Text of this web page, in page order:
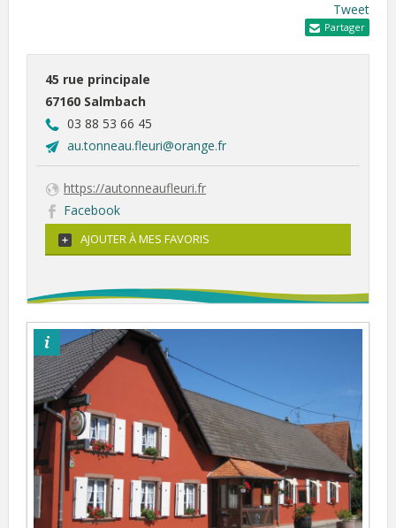
Tweet
Partager
45 rue principale
67160 Salmbach
03 88 53 66 45
au.tonneau.fleuri@orange.fr
https://autonneaufleuri.fr
Facebook
AJOUTER À MES FAVORIS
©otpsl